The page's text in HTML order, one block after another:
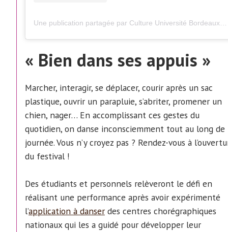
« Bien dans ses appuis »
Marcher, interagir, se déplacer, courir après un sac
plastique, ouvrir un parapluie, s’abriter, promener un
chien, nager… En accomplissant ces gestes du
quotidien, on danse inconsciemment tout au long de
journée. Vous n’y croyez pas ? Rendez-vous à
du festival !
Des étudiants et personnels relèveront le défi en
réalisant une performance après avoir expérimenté
l’application à danser des centres chorégraphiques
nationaux qui les a guidé pour développer leur